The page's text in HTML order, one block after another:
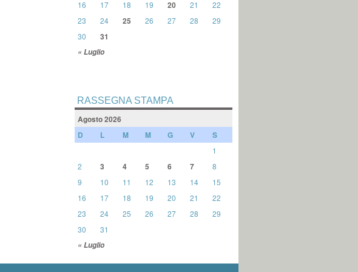
« Luglio
16
17 18 19 20 21
22
23
24 25 26 27 28
29
30
31
RASSEGNA STAMPA
Agosto 2026
D
L M M G V S
« Luglio
1
2
3 4 5 6 7
8
9
10 11 12 13 14
15
16
17 18 19 20 21
22
23
24 25 26 27 28
29
30
31